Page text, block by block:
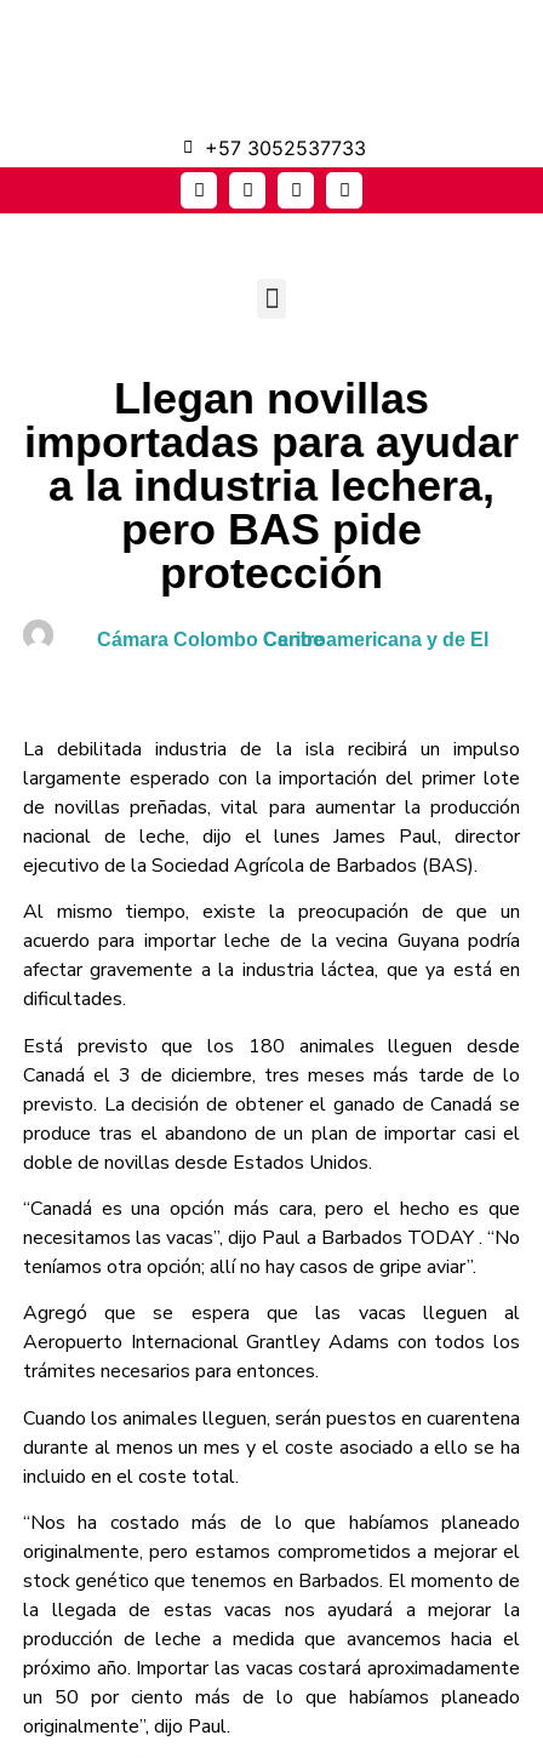
+57 3052537733
Llegan novillas
importadas para ayudar
a la industria lechera,
pero BAS pide
protección
Cámara Colombo Centroamericana y de El Caribe
La debilitada industria de la isla recibirá un impulso
largamente esperado con la importación del primer lote
de novillas preñadas, vital para aumentar la producción
nacional de leche, dijo el lunes James Paul, director
ejecutivo de la Sociedad Agrícola de Barbados (BAS).
Al mismo tiempo, existe la preocupación de que un
acuerdo para importar leche de la vecina Guyana podría
afectar gravemente a la industria láctea, que ya está en
dificultades.
Está previsto que los 180 animales lleguen desde
Canadá el 3 de diciembre, tres meses más tarde de lo
previsto. La decisión de obtener el ganado de Canadá se
produce tras el abandono de un plan de importar casi el
doble de novillas desde Estados Unidos.
“Canadá es una opción más cara, pero el hecho es que
necesitamos las vacas”, dijo Paul a Barbados TODAY . “No
teníamos otra opción; allí no hay casos de gripe aviar”.
Agregó que se espera que las vacas lleguen al
Aeropuerto Internacional Grantley Adams con todos los
trámites necesarios para entonces.
Cuando los animales lleguen, serán puestos en cuarentena
durante al menos un mes y el coste asociado a ello se ha
incluido en el coste total.
“Nos ha costado más de lo que habíamos planeado
originalmente, pero estamos comprometidos a mejorar el
stock genético que tenemos en Barbados. El momento de
la llegada de estas vacas nos ayudará a mejorar la
producción de leche a medida que avancemos hacia el
próximo año. Importar las vacas costará aproximadamente
un 50 por ciento más de lo que habíamos planeado
originalmente”, dijo Paul.